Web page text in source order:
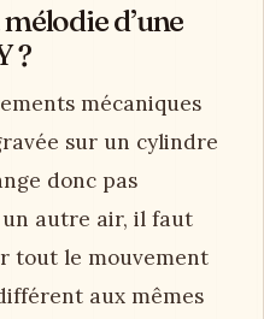
d’une
?
mécaniques
sur un cylindre
donc pas
autre air, il faut
tout le mouvement
aux mêmes